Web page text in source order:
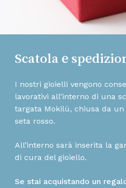
Scatola e
I nostri gioielli vengono
lavorativi all’interno di una
targata Mokilù, chiusa da
seta rosso.
All’interno sarà inserita la
di cura del gioiello.
Se stai acquistando un